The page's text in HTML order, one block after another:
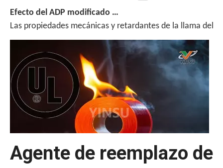
Las propiedades mecánicas y retardantes de la llama del
Agente de reemplazo de